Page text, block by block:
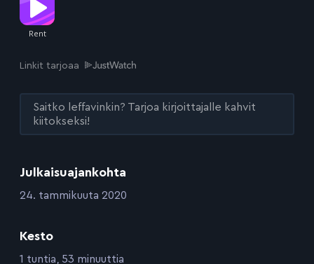
Julkaisuajankohta
:24. tammikuuta 2020
Kesto
:1 tuntia, 53 minuuttia
Linkit tarjoaa
Saitko leffavinkin? Tarjoa kirjoittajalle kahvit
kiitokseksi!